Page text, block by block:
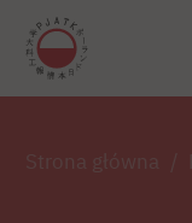
Warszawa Gdańsk